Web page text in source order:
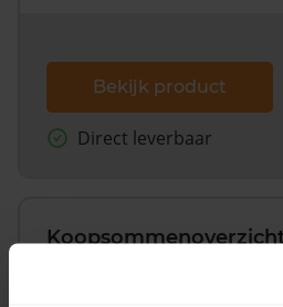
Bekijk product
Direct leverbaar